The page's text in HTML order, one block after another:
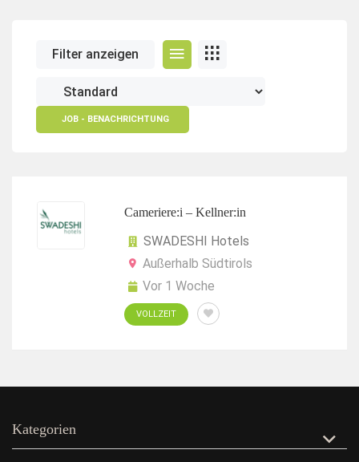
Filter anzeigen
JOB - BENACHRICHTUNG
Cameriere:i – Kellner:in
SWADESHI Hotels
Außerhalb Südtirols
Vor 1 Woche
VOLLZEIT
Kategorien